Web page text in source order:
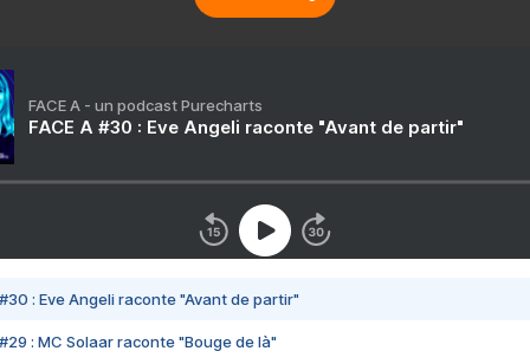
FACE A - un podcast Purecharts
FACE A #30 : Eve Angeli raconte "Avant de partir"
#30 : Eve Angeli raconte "Avant de partir"
#29 : MC Solaar raconte "Bouge de là"